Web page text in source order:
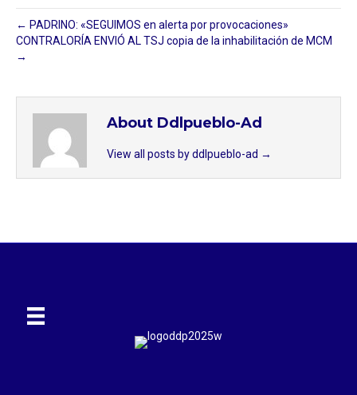
← PADRINO: «SEGUIMOS en alerta por provocaciones»
CONTRALORÍA ENVIÓ AL TSJ copia de la inhabilitación de MCM
→
About Ddlpueblo-Ad
View all posts by ddlpueblo-ad →